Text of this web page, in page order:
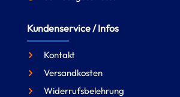
Kundenservice / Infos
Kontakt
Versandkosten
Widerrufsbelehrung